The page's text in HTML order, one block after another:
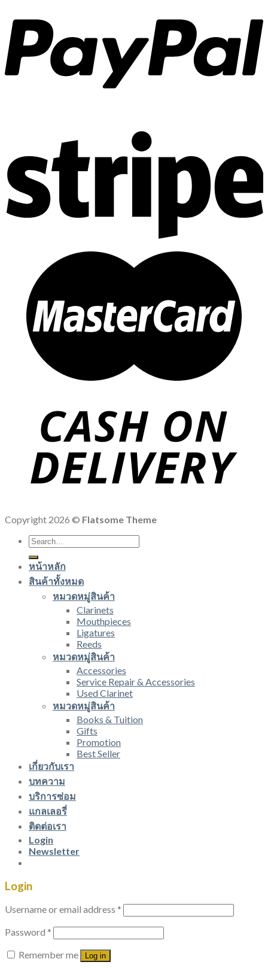
Copyright 2026 © Flatsome Theme
Search
for:
หน้าหลัก
สินค้าทั้งหมด
หมวดหมู่สินค้า
Clarinets
Mouthpieces
Ligatures
Reeds
หมวดหมู่สินค้า
Accessories
Service Repair & Accessories
Used Clarinet
หมวดหมู่สินค้า
Books & Tuition
Gifts
Promotion
Best Seller
เกี่ยวกับเรา
บทความ
บริการซ่อม
แกลเลอรี่
ติดต่อเรา
Login
Newsletter
Login
Username or email address *
Password *
Remember me
Log in